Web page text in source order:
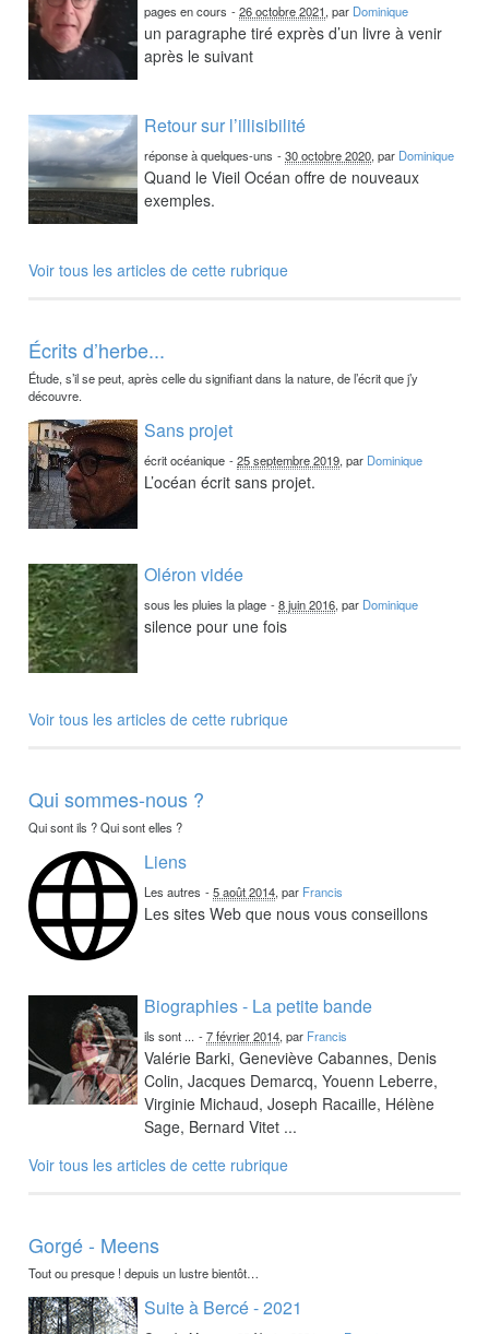
pages en cours -26 octobre 2021, par Dominique
un paragraphe tiré exprès d’un livre à venir
après le suivant
Retour sur l’illisibilité
réponse à quelques-uns -30 octobre 2020, par Dominique
Quand le Vieil Océan offre de nouveaux
exemples.
Voir tous les articles de cette rubrique
Écrits d’herbe...
Étude, s’il se peut, après celle du signifiant dans la nature, de l’écrit que j’y
découvre.
Sans projet
écrit océanique -25 septembre 2019, par Dominique
L’océan écrit sans projet.
Oléron vidée
sous les pluies la plage -8 juin 2016, par Dominique
silence pour une fois
Voir tous les articles de cette rubrique
Qui sommes-nous ?
Qui sont ils ? Qui sont elles ?
Liens
Les autres -5 août 2014, par Francis
Les sites Web que nous vous conseillons
Biographies - La petite bande
ils sont ... -7 février 2014, par Francis
Valérie Barki, Geneviève Cabannes, Denis
Colin, Jacques Demarcq, Youenn Leberre,
Virginie Michaud, Joseph Racaille, Hélène
Sage, Bernard Vitet ...
Voir tous les articles de cette rubrique
Gorgé - Meens
Tout ou presque ! depuis un lustre bientôt…
Suite à Bercé - 2021